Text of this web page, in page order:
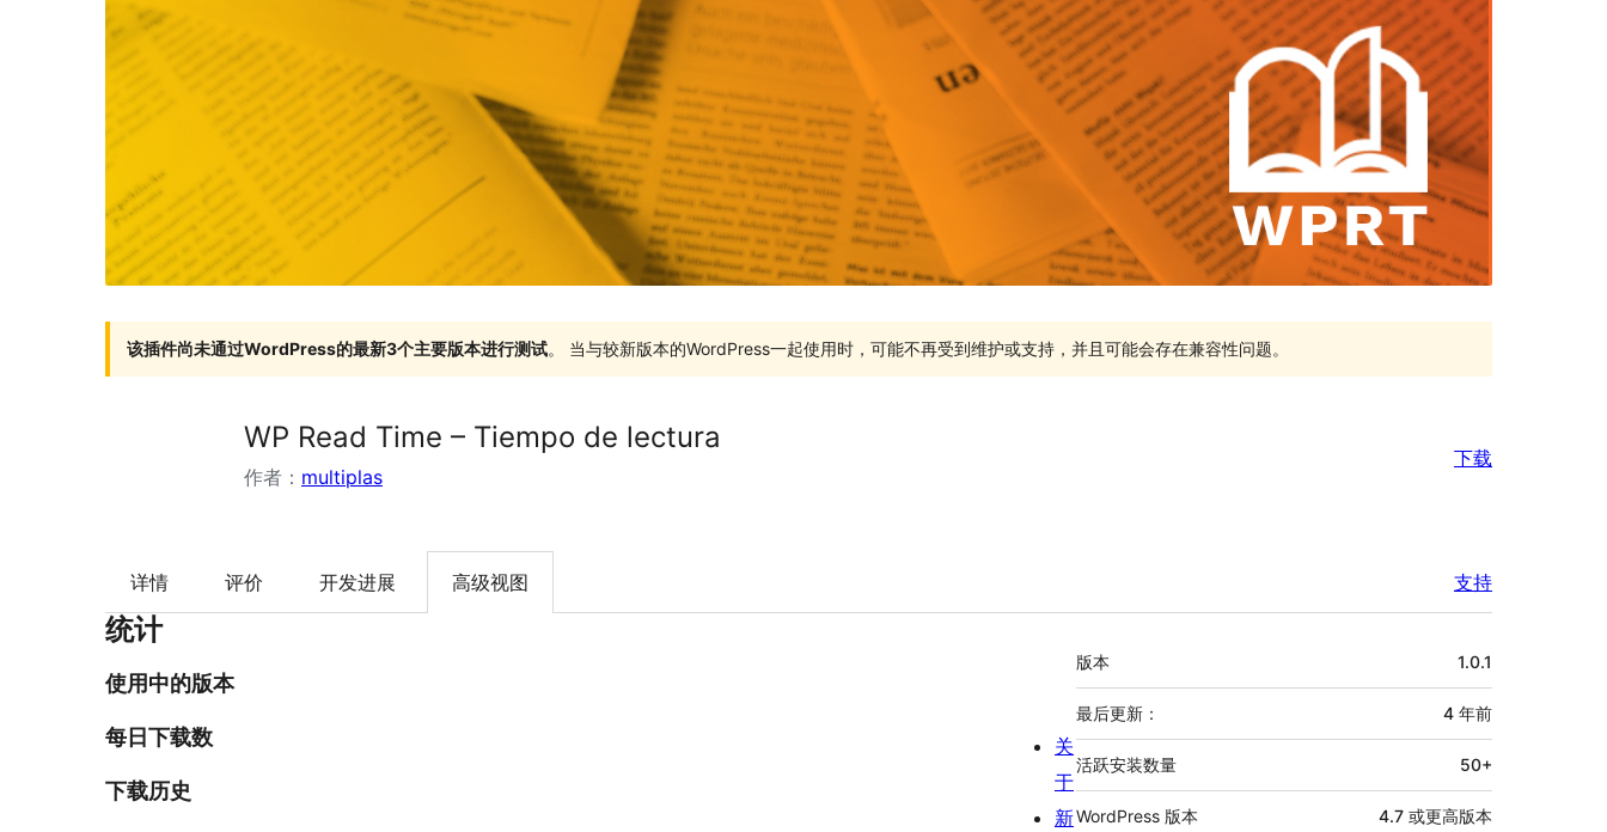
该插件尚未通过WordPress的最新3个主要版本进行测试。 当与较新版本的WordPress一起使用时，可能不再受到维护或支持，并且可能会存在兼容性问题。
WP Read Time – Tiempo de lectura
作者： multiplas
下载
详情 评价 开发进展 高级视图 支持
统计
使用中的版本
每日下载数
下载历史
额
外
信
息
版本 1.0.1
最后更新： 4 年前
活跃安装数量 50+
WordPress 版本 4.7 或更高版本
关
于
新